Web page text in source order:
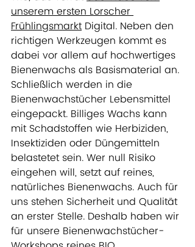
unserem ersten Lorscher
Frühlingsmarkt Digital. Neben den
richtigen Werkzeugen kommt es
dabei vor allem auf hochwertiges
Bienenwachs als Basismaterial an.
Schließlich werden in die
Bienenwachstücher Lebensmittel
eingepackt. Billiges Wachs kann
mit Schadstoffen wie Herbiziden,
Insektiziden oder Düngemitteln
belastetet sein. Wer null Risiko
eingehen will, setzt auf reines,
natürliches Bienenwachs. Auch für
uns stehen Sicherheit und Qualität
an erster Stelle. Deshalb haben wir
für unsere Bienenwachstücher-